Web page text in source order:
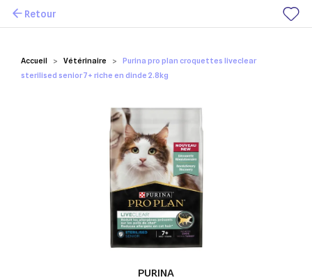
Mes favoris
Accueil Vétérinaire
Purina pro plan croquettes liveclear
sterilised senior 7+ riche en dinde 2.8kg
Retour
PURINA